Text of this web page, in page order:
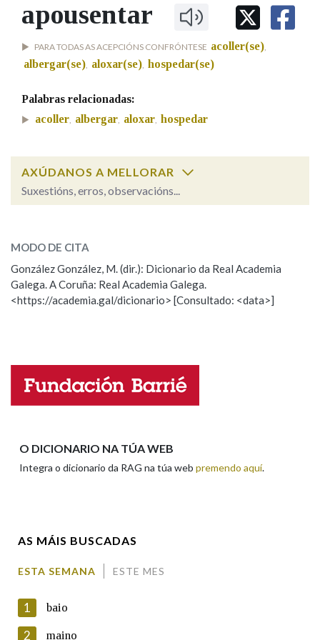
IDENTIDADE CORPORATIVA
MARCIAL DEL ADALID
CASA-MUSEO EMILIA PARDO
BAZÁN
FIGURAS HOMENAXEADAS
HISTORIA
60 ANOS DLG
Facebook
TwitterYoutubeInstagram
Bluesky
BUSCAR NOS LEMAS
Comeza por
Remata por
Contén
Nas definicións
Nos exemplos
Marcas gramaticais
LIMPAR
apousentar
PARA TODAS AS ACEPCIÓNS CONFRÓNTESE acoller(se),
albergar(se), aloxar(se), hospedar(se)
Palabras relacionadas:
acoller, albergar, aloxar, hospedar
AXÚDANOS A MELLORAR
Suxestións, erros, observacións...
ESCOLLE UNHA OPCIÓN:
Observación Hai un erro na palabra
Propoño mellorar a definición
Nome
MODO DE CITA
González González, M. (dir.): Dicionario da Real Academia
Galega. A Coruña: Real Academia Galega.
<https://academia.gal/dicionario> [Consultado: <data>]
O DICIONARIO NA TÚA WEB
Integra o dicionario da RAG na túa web premendo aquí.
AS MÁIS BUSCADAS
ESTA SEMANA ESTE MES
1 baio
2 maino